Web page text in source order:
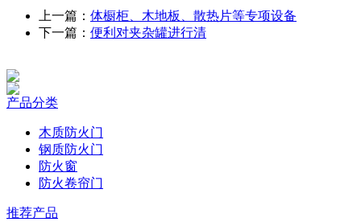
上一篇： 体橱柜、木地板、散热片等专项设备
下一篇： 便利对夹杂罐进行清
产品分类
木质防火门
钢质防火门
防火窗
防火卷帘门
推荐产品